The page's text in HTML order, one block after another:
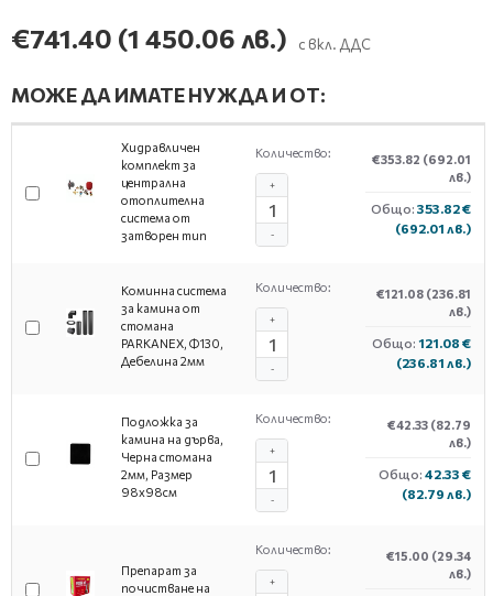
€741.40 (1 450.06 лв.) с вкл. ДДС
МОЖЕ ДА ИМАТЕ НУЖДА И ОТ:
Хидравличен
комплект за
централна
отоплителна
система от
затворен тип
Количество:
-
+
€353.82 (692.01
лв.)
Общо: 353.82 €
(692.01 лв.)
Коминна система
за камина от
стомана
PARKANEX, Ф130,
Дебелина 2мм
Количество:
-
+
€121.08 (236.81
лв.)
Общо: 121.08 €
(236.81 лв.)
Подложка за
камина на дърва,
Черна стомана
2мм, Размер
98х98см
Количество:
-
+
€42.33 (82.79
лв.)
Общо: 42.33 €
(82.79 лв.)
Препарат за
почистване на
Количество:
+
€15.00 (29.34
лв.)